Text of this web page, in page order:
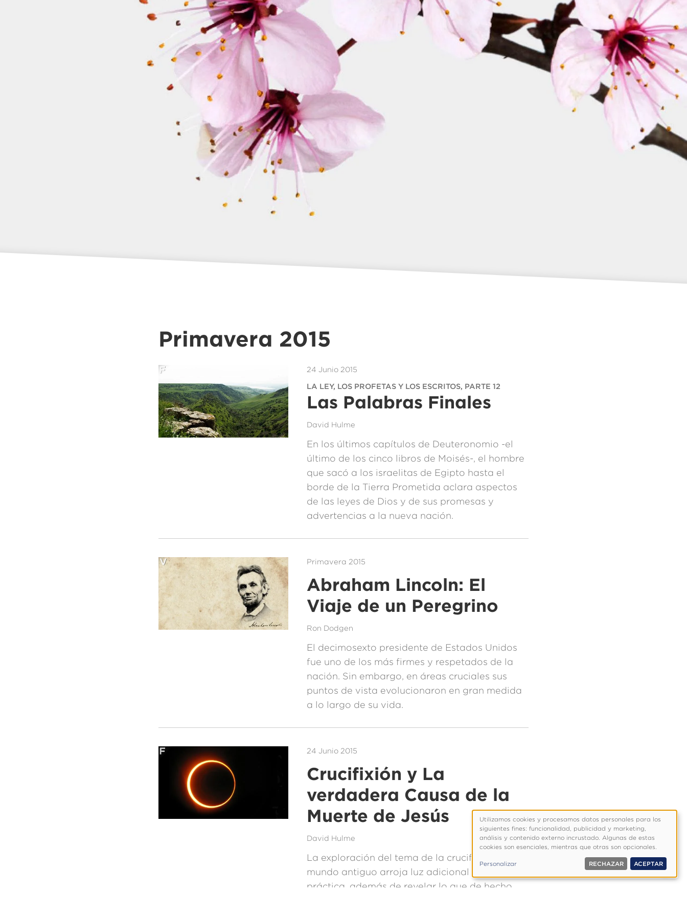
Primavera 2015
24 Junio 2015
LA LEY, LOS PROFETAS Y LOS ESCRITOS, PARTE 12
Las Palabras Finales
David Hulme
En los últimos capítulos de Deuteronomio -el
último de los cinco libros de Moisés-, el hombre
que sacó a los israelitas de Egipto hasta el
borde de la Tierra Prometida aclara aspectos
de las leyes de Dios y de sus promesas y
advertencias a la nueva nación.
Primavera 2015
Abraham Lincoln: El
Viaje de un Peregrino
Ron Dodgen
El decimosexto presidente de Estados Unidos
fue uno de los más firmes y respetados de la
nación. Sin embargo, en áreas cruciales sus
puntos de vista evolucionaron en gran medida
a lo largo de su vida.
24 Junio 2015
Crucifixión y La
verdadera Causa de la
Muerte de Jesús
David Hulme
La exploración del tema de la crucifixión en el
mundo antiguo arroja luz adicional sobre esa
práctica, además de revelar lo que de hecho
Uso
de
datos
cookies
Utilizamos cookies y procesamos datos personales para los
siguientes fines: funcionalidad, publicidad y marketing,
análisis y contenido externo incrustado. Algunas de estas
cookies son esenciales, mientras que otras son opcionales.
Personalizar RECHAZAR ACEPTAR